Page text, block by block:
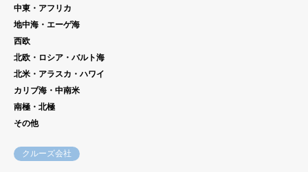
中東・アフリカ
地中海・エーゲ海
西欧
北欧・ロシア・バルト海
北米・アラスカ・ハワイ
カリブ海・中南米
南極・北極
その他
クルーズ会社